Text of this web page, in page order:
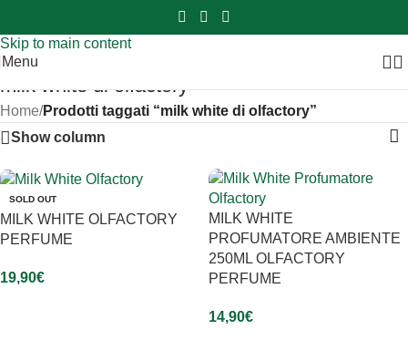
Skip to main content
Sei hai domande contattaci 📲3341056025 - 3886572748
Menu
milk white di olfactory
Home/Prodotti taggati “milk white di olfactory”
Show column
SOLD OUT
MILK WHITE OLFACTORY
PERFUME
19,90€
MILK WHITE
PROFUMATORE AMBIENTE
250ML OLFACTORY
PERFUME
14,90€